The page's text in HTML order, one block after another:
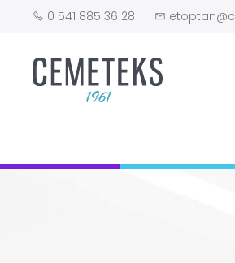
0 541 885 36 28